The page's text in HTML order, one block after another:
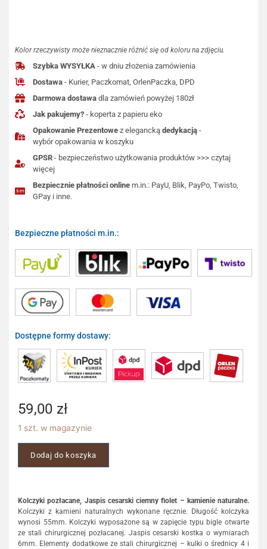
Kolor rzeczywisty może nieznacznie różnić się od koloru na zdjęciu.
Szybka WYSYŁKA - w dniu złożenia zamówienia
Dostawa - Kurier, Paczkomat, OrlenPaczka, DPD
Darmowa dostawa dla zamówień powyżej 180zł
Jak pakujemy? - koperta z papieru eko
Opakowanie Prezentowe z eleganckądedykacją -
wybór opakowania w koszyku
GPSR - bezpieczeństwo użytkowania produktów >>> czytaj
więcej
Bezpiecznie płatności online m.in.: PayU, Blik, PayPo, Twisto,
GPay i inne.
Bezpieczne płatności m.in.:
Dostępne formy dostawy:
59,00 zł
1 szt. w magazynie
Dodaj do koszyka
Kolczyki pozłacane, Jaspis cesarski ciemny fiolet – kamienie naturalne.
Kolczyki z kamieni naturalnych wykonane ręcznie. Długość kolczyka
wynosi 55mm. Kolczyki wyposażone są w zapięcie typu bigle otwarte
ze stali chirurgicznej pozłacanej. Jaspis cesarski kostka o wymiarach
6mm. Elementy dodatkowe ze stali chirurgicznej – kulki o średnicy 4 i